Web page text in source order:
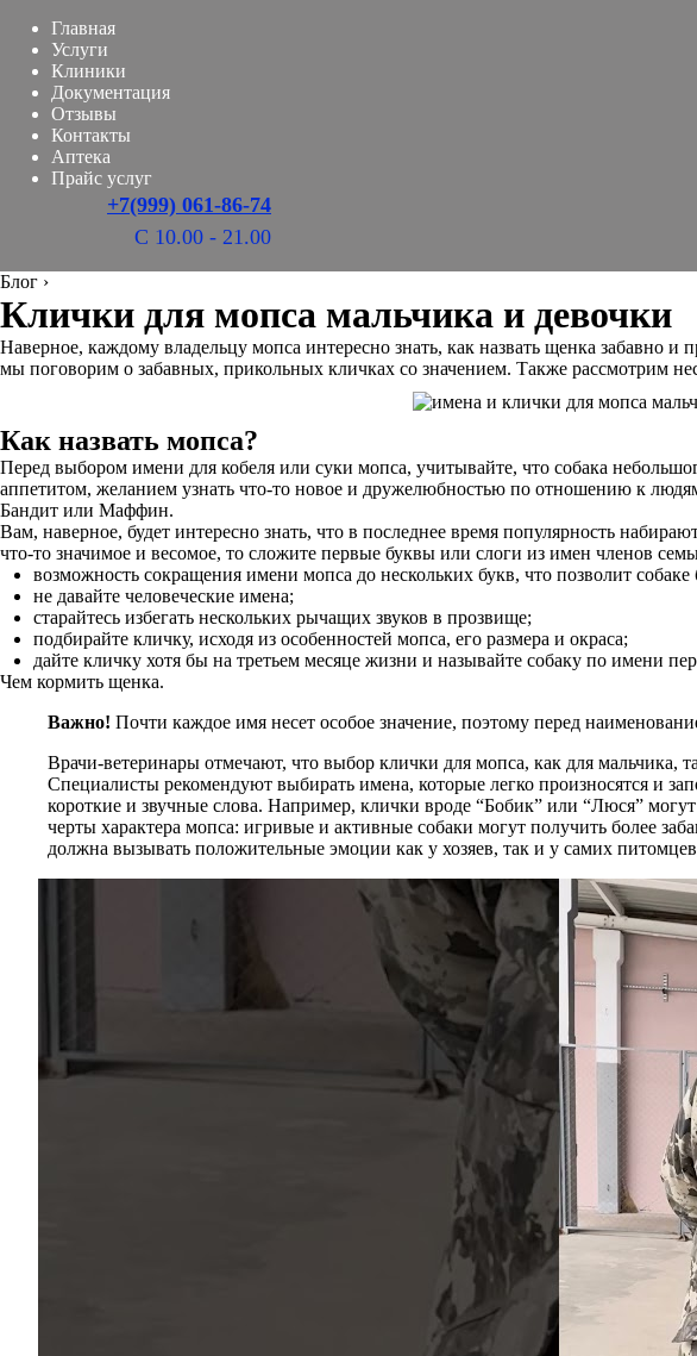
Главная
Услуги
Клиники
Документация
Отзывы
Контакты
Аптека
Прайс услуг
+7(999) 061-86-74
С 10.00 - 21.00
Блог ›
Клички для мопса мальчика и девочки
Наверное, каждому владельцу мопса интересно знать, как назвать щенка
мы поговорим о забавных, прикольных кличках со значением. Также рассмотрим
Как назвать мопса?
Перед выбором имени для кобеля или суки мопса, учитывайте, что собака
аппетитом, желанием узнать что-то новое и дружелюбностью по отношению к
Бандит или Маффин.
Вам, наверное, будет интересно знать, что в последнее время популярность
что-то значимое и весомое, то сложите первые буквы или слоги из имен членов
возможность сокращения имени мопса до нескольких букв, что позволит собаке
не давайте человеческие имена;
старайтесь избегать нескольких рычащих звуков в прозвище;
подбирайте кличку, исходя из особенностей мопса, его размера и окраса;
дайте кличку хотя бы на третьем месяце жизни и называйте собаку по имени
Чем кормить щенка.
Важно! Почти каждое имя несет особое значение, поэтому перед
Врачи-ветеринары отмечают, что выбор клички для мопса, как для
Специалисты рекомендуют выбирать имена, которые легко произносятся и
короткие и звучные слова. Например, клички вроде “Бобик” или “Люся”
черты характера мопса: игривые и активные собаки могут получить более
должна вызывать положительные эмоции как у хозяев, так и у самих